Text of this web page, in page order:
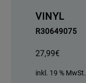
VINYL
R30649075
27,99€
inkl. 19 % MwSt.